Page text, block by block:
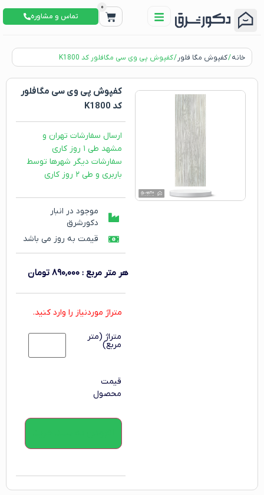
0
تماس و مشاوره
خانه/کفپوش مگا فلور / کفپوش پی وی سی مگافلور کد K1800
کفپوش پی وی سی مگافلور
کد K1800
ارسال سفارشات تهران و
مشهد طی ۱ روز کاری
سفارشات دیگر شهرها توسط
باربری و طی ۲ روز کاری
موجود در انبار
دکورشرق
قیمت به روز می باشد
هر متر مربع :۸۹۰,۰۰۰ تومان
متراژ موردنیاز را وارد کنید.
متراژ (متر
مربع)
قیمت
محصول